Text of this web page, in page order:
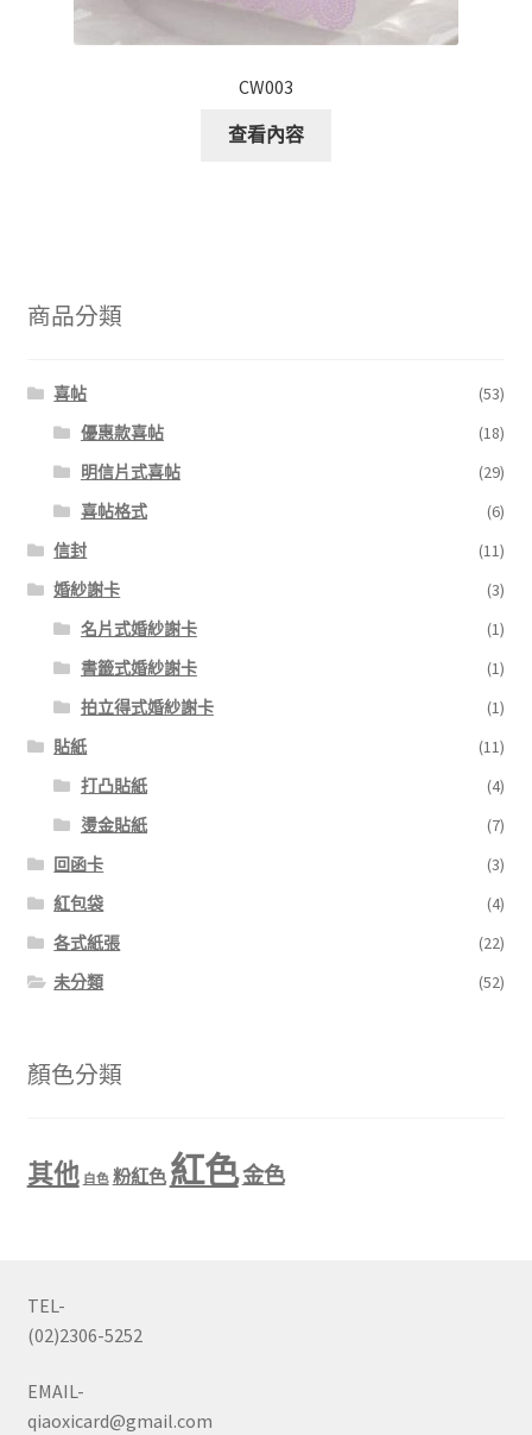
CW003
查看內容
商品分類
喜帖
(53)
優惠款喜帖
(18)
明信片式喜帖
(29)
喜帖格式
(6)
信封
(11)
婚紗謝卡
(3)
名片式婚紗謝卡
(1)
書籤式婚紗謝卡
(1)
拍立得式婚紗謝卡
(1)
貼紙
(11)
打凸貼紙
(4)
燙金貼紙
(7)
回函卡
(3)
紅包袋
(4)
各式紙張
(22)
未分類
(52)
顏色分類
其他 白色 粉紅色 紅色金色
TEL-
(02)2306-5252
EMAIL-
qiaoxicard@gmail.com